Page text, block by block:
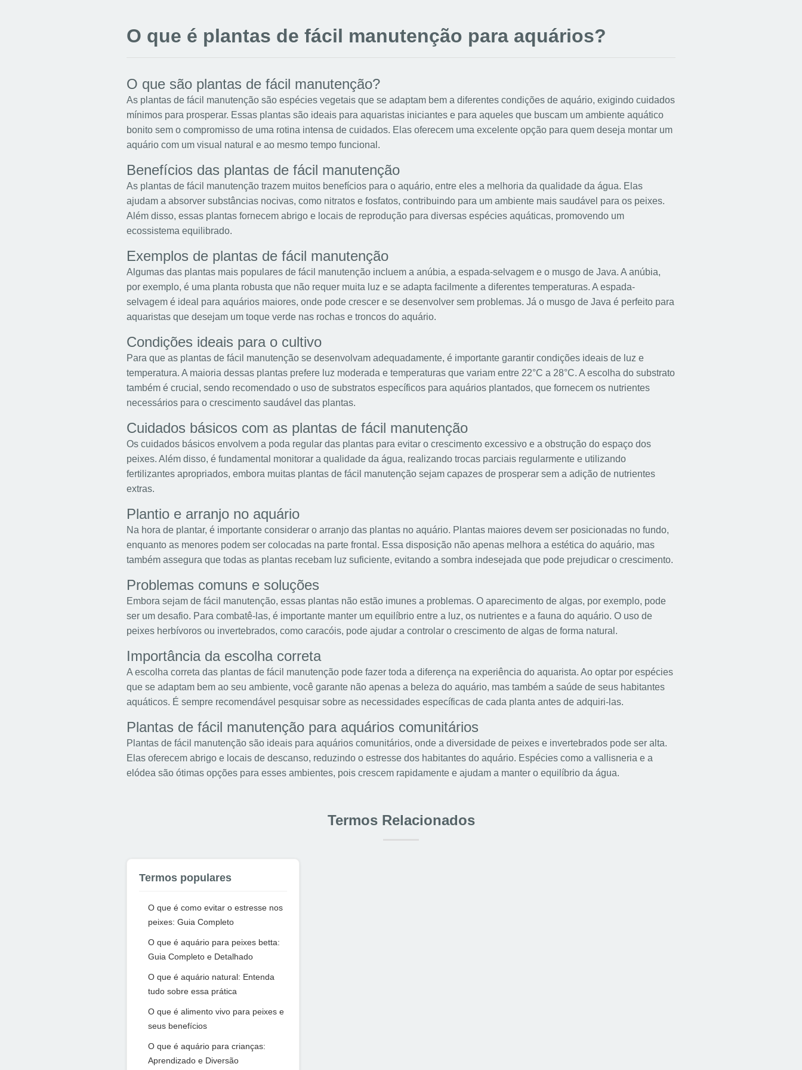
O que é plantas de fácil manutenção para aquários?
O que são plantas de fácil manutenção?
As plantas de fácil manutenção são espécies vegetais que se adaptam bem a diferentes condições de aquário, exigindo cuidados
mínimos para prosperar. Essas plantas são ideais para aquaristas iniciantes e para aqueles que buscam um ambiente aquático
bonito sem o compromisso de uma rotina intensa de cuidados. Elas oferecem uma excelente opção para quem deseja montar um
aquário com um visual natural e ao mesmo tempo funcional.
Benefícios das plantas de fácil manutenção
As plantas de fácil manutenção trazem muitos benefícios para o aquário, entre eles a melhoria da qualidade da água. Elas
ajudam a absorver substâncias nocivas, como nitratos e fosfatos, contribuindo para um ambiente mais saudável para os peixes.
Além disso, essas plantas fornecem abrigo e locais de reprodução para diversas espécies aquáticas, promovendo um
ecossistema equilibrado.
Exemplos de plantas de fácil manutenção
Algumas das plantas mais populares de fácil manutenção incluem a anúbia, a espada-selvagem e o musgo de Java. A anúbia,
por exemplo, é uma planta robusta que não requer muita luz e se adapta facilmente a diferentes temperaturas. A espada-
selvagem é ideal para aquários maiores, onde pode crescer e se desenvolver sem problemas. Já o musgo de Java é perfeito para
aquaristas que desejam um toque verde nas rochas e troncos do aquário.
Condições ideais para o cultivo
Para que as plantas de fácil manutenção se desenvolvam adequadamente, é importante garantir condições ideais de luz e
temperatura. A maioria dessas plantas prefere luz moderada e temperaturas que variam entre 22°C a 28°C. A escolha do substrato
também é crucial, sendo recomendado o uso de substratos específicos para aquários plantados, que fornecem os nutrientes
necessários para o crescimento saudável das plantas.
Cuidados básicos com as plantas de fácil manutenção
Os cuidados básicos envolvem a poda regular das plantas para evitar o crescimento excessivo e a obstrução do espaço dos
peixes. Além disso, é fundamental monitorar a qualidade da água, realizando trocas parciais regularmente e utilizando
fertilizantes apropriados, embora muitas plantas de fácil manutenção sejam capazes de prosperar sem a adição de nutrientes
extras.
Plantio e arranjo no aquário
Na hora de plantar, é importante considerar o arranjo das plantas no aquário. Plantas maiores devem ser posicionadas no fundo,
enquanto as menores podem ser colocadas na parte frontal. Essa disposição não apenas melhora a estética do aquário, mas
também assegura que todas as plantas recebam luz suficiente, evitando a sombra indesejada que pode prejudicar o crescimento.
Problemas comuns e soluções
Embora sejam de fácil manutenção, essas plantas não estão imunes a problemas. O aparecimento de algas, por exemplo, pode
ser um desafio. Para combatê-las, é importante manter um equilíbrio entre a luz, os nutrientes e a fauna do aquário. O uso de
peixes herbívoros ou invertebrados, como caracóis, pode ajudar a controlar o crescimento de algas de forma natural.
Importância da escolha correta
A escolha correta das plantas de fácil manutenção pode fazer toda a diferença na experiência do aquarista. Ao optar por espécies
que se adaptam bem ao seu ambiente, você garante não apenas a beleza do aquário, mas também a saúde de seus habitantes
aquáticos. É sempre recomendável pesquisar sobre as necessidades específicas de cada planta antes de adquiri-las.
Plantas de fácil manutenção para aquários comunitários
Plantas de fácil manutenção são ideais para aquários comunitários, onde a diversidade de peixes e invertebrados pode ser alta.
Elas oferecem abrigo e locais de descanso, reduzindo o estresse dos habitantes do aquário. Espécies como a vallisneria e a
elódea são ótimas opções para esses ambientes, pois crescem rapidamente e ajudam a manter o equilíbrio da água.
Termos Relacionados
Termos populares
O que é como evitar o estresse nos
peixes: Guia Completo
O que é aquário para peixes betta:
Guia Completo e Detalhado
O que é aquário natural: Entenda
tudo sobre essa prática
O que é alimento vivo para peixes e
seus benefícios
O que é aquário para crianças:
Aprendizado e Diversão